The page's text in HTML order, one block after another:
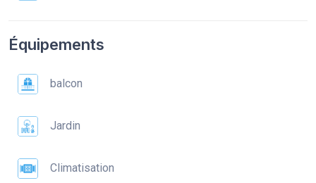
Équipements
balcon
Jardin
Climatisation